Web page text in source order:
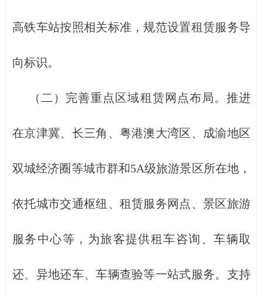
高铁车站按照相关标准，规范设置租赁服务导
向标识。
（二）完善重点区域租赁网点布局。推进
在京津冀、长三角、粤港澳大湾区、成渝地区
双城经济圈等城市群和5A级旅游景区所在地，
依托城市交通枢纽、租赁服务网点、景区旅游
服务中心等，为旅客提供租车咨询、车辆取
还、异地还车、车辆查验等一站式服务。支持